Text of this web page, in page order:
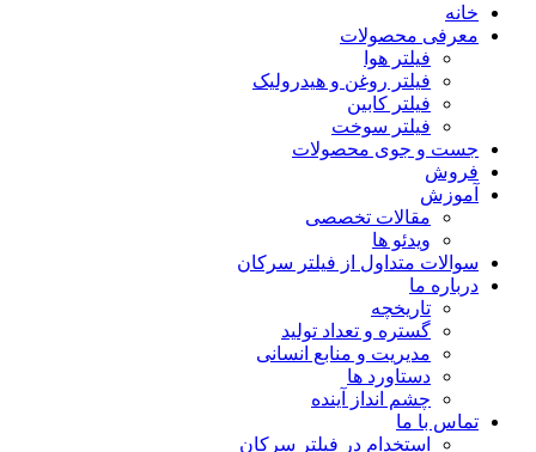
خانه
معرفی محصولات
فیلتر هوا
فیلتر روغن و هیدرولیک
فیلتر کابین
فیلتر سوخت
جست و جوی محصولات
فروش
آموزش
مقالات تخصصی
ویدئو ها
سوالات متداول از فیلتر سرکان
درباره ما
تاریخچه
گستره و تعداد تولید
مدیریت و منابع انسانی
دستاورد ها
چشم انداز آینده
تماس با ما
استخدام در فیلتر سرکان